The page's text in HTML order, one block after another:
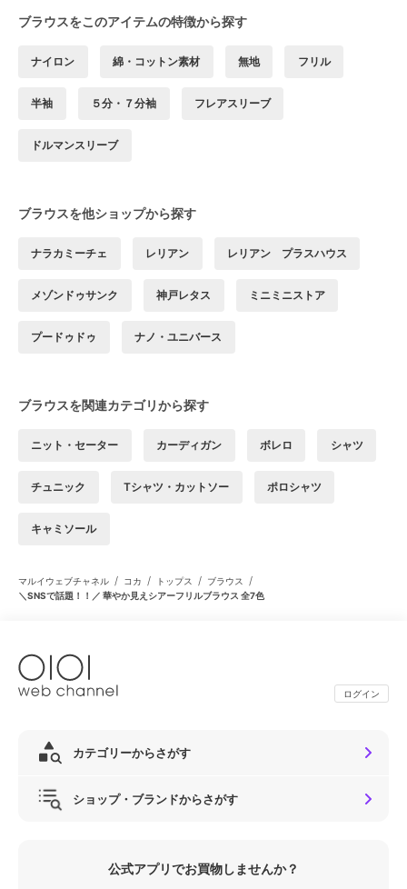
ブラウスをこのアイテムの特徴から探す
ナイロン 綿・コットン素材 無地 フリル
半袖 ５分・７分袖 フレアスリーブ
ドルマンスリーブ
ブラウスを他ショップから探す
ナラカミーチェ レリアン レリアン プラスハウス
メゾンドゥサンク 神戸レタス ミニミニストア
プードゥドゥ ナノ・ユニバース
ブラウスを関連カテゴリから探す
ニット・セーター カーディガン ボレロ シャツ
チュニック Tシャツ・カットソー ポロシャツ
キャミソール
マルイウェブチャネル / コカ / トップス / ブラウス /
＼SNSで話題！！／ 華やか見えシアーフリルブラウス 全7色
ログイン
カテゴリーからさがす
ショップ・ブランドからさがす
公式アプリでお買物しませんか？